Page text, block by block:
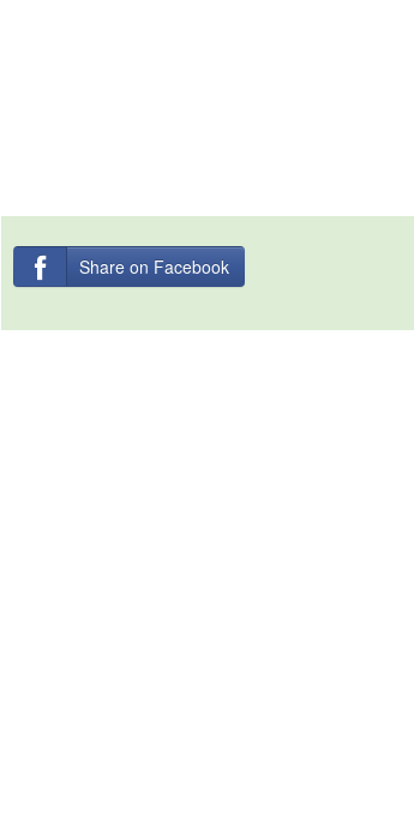
Share on Facebook